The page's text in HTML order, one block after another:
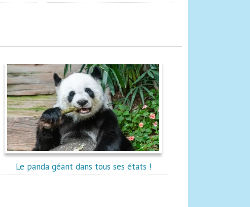
Le panda géant dans tous ses états !